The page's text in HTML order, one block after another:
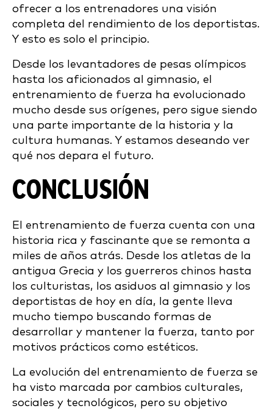
ofrecer a los entrenadores una visión
completa del rendimiento de los deportistas.
Y esto es solo el principio.
Desde los levantadores de pesas olímpicos
hasta los aficionados al gimnasio, el
entrenamiento de fuerza ha evolucionado
mucho desde sus orígenes, pero sigue siendo
una parte importante de la historia y la
cultura humanas. Y estamos deseando ver
qué nos depara el futuro.
CONCLUSIÓN
El entrenamiento de fuerza cuenta con una
historia rica y fascinante que se remonta a
miles de años atrás. Desde los atletas de la
antigua Grecia y los guerreros chinos hasta
los culturistas, los asiduos al gimnasio y los
deportistas de hoy en día, la gente lleva
mucho tiempo buscando formas de
desarrollar y mantener la fuerza, tanto por
motivos prácticos como estéticos.
La evolución del entrenamiento de fuerza se
ha visto marcada por cambios culturales,
sociales y tecnológicos, pero su objetivo